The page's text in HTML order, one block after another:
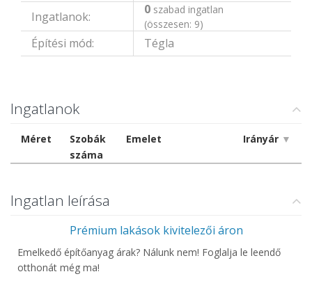
Ingatlanok: 0 szabad ingatlan
(összesen: 9)
Építési mód: Tégla
Ingatlanok
Méret
Szobák
száma
Emelet Irányár ▼
Ingatlan leírása
Prémium lakások kivitelezői áron
Emelkedő építőanyag árak? Nálunk nem! Foglalja le leendő
otthonát még ma!